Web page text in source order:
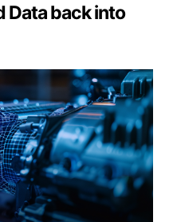
Data back into